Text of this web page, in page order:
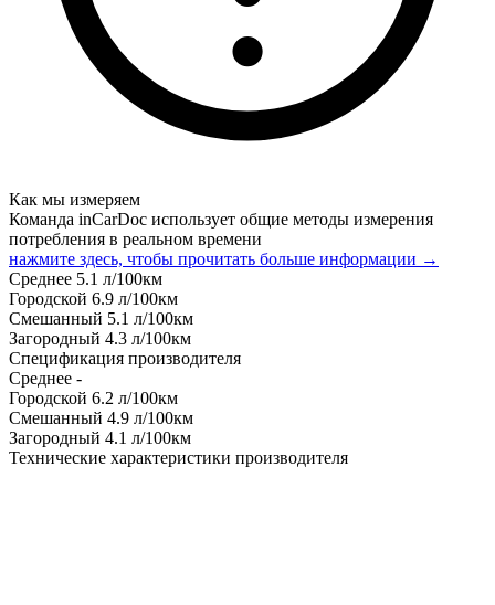
Как мы измеряем
Команда inCarDoc использует общие методы измерения
потребления в реальном времени
нажмите здесь, чтобы прочитать больше информации →
Среднее 5.1 л/100км
Городской 6.9 л/100км
Смешанный 5.1 л/100км
Загородный 4.3 л/100км
Спецификация производителя
Среднее -
Городской 6.2 л/100км
Смешанный 4.9 л/100км
Загородный 4.1 л/100км
Технические характеристики производителя